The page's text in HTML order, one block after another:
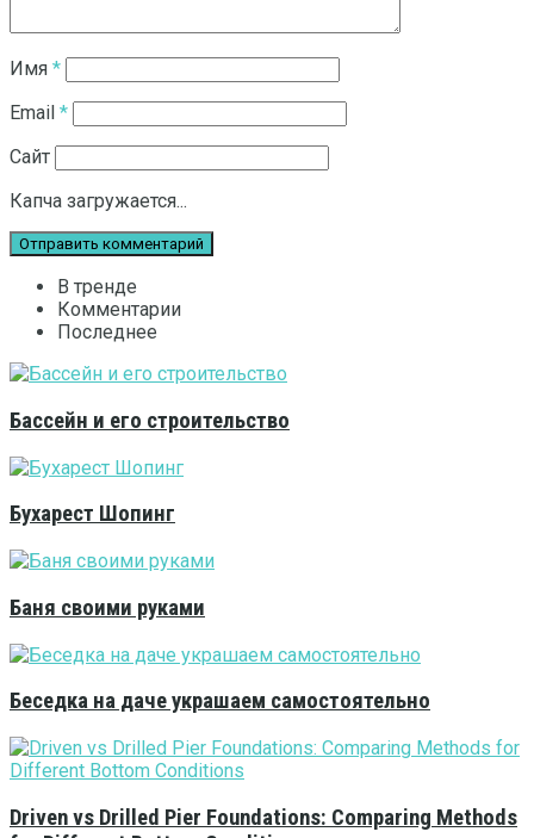
Имя *
Email *
Сайт
Капча загружается...
В тренде
Комментарии
Последнее
Бассейн и его строительство
Бухарест Шопинг
Баня своими руками
Беседка на даче украшаем самостоятельно
Driven vs Drilled Pier Foundations: Comparing Methods